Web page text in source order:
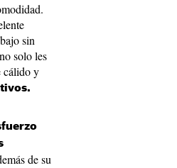
sin
solo les
cálido y
de su